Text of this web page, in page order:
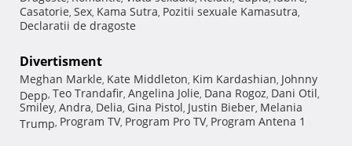
Casatorie, Sex, Kama Sutra, Pozitii sexuale Kamasutra,
Declaratii de dragoste
Divertisment
Meghan Markle, Kate Middleton, Kim Kardashian, Johnny
Depp, Teo Trandafir, Angelina Jolie, Dana Rogoz, Dani Otil,
Smiley, Andra, Delia, Gina Pistol, Justin Bieber, Melania
Trump, Program TV, Program Pro TV, Program Antena 1